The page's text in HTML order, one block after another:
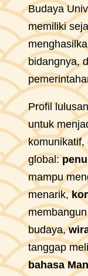
Budaya
memiliki
bidangnya,
Profil
untuk
komunikatif,
global:
mampu
menarik,
budaya,
tanggap
bahasa